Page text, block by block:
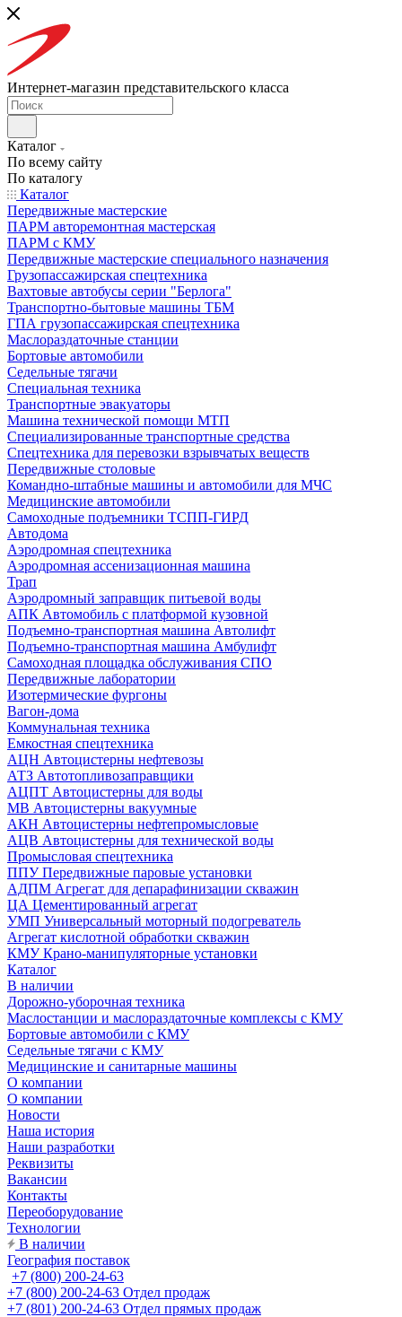
Интернет-магазин представительского класса
Каталог
По всему сайту
По каталогу
Каталог
Передвижные мастерские
ПАРМ авторемонтная мастерская
ПАРМ с КМУ
Передвижные мастерские специального назначения
Грузопассажирская спецтехника
Вахтовые автобусы серии "Берлога"
Транспортно-бытовые машины ТБМ
ГПА грузопассажирская спецтехника
Маслораздаточные станции
Бортовые автомобили
Седельные тягачи
Специальная техника
Транспортные эвакуаторы
Машина технической помощи МТП
Специализированные транспортные средства
Спецтехника для перевозки взрывчатых веществ
Передвижные столовые
Командно-штабные машины и автомобили для МЧС
Медицинские автомобили
Самоходные подъемники ТСПП-ГИРД
Автодома
Аэродромная спецтехника
Аэродромная ассенизационная машина
Трап
Аэродромный заправщик питьевой воды
АПК Автомобиль с платформой кузовной
Подъемно-транспортная машина Автолифт
Подъемно-транспортная машина Амбулифт
Самоходная площадка обслуживания СПО
Передвижные лаборатории
Изотермические фургоны
Вагон-дома
Коммунальная техника
Емкостная спецтехника
АЦН Автоцистерны нефтевозы
АТЗ Автотопливозаправщики
АЦПТ Автоцистерны для воды
МВ Автоцистерны вакуумные
АКН Автоцистерны нефтепромысловые
АЦВ Автоцистерны для технической воды
Промысловая спецтехника
ППУ Передвижные паровые установки
АДПМ Агрегат для депарафинизации скважин
ЦА Цементированный агрегат
УМП Универсальный моторный подогреватель
Агрегат кислотной обработки скважин
КМУ Крано-манипуляторные установки
Каталог
В наличии
Дорожно-уборочная техника
Маслостанции и маслораздаточные комплексы с КМУ
Бортовые автомобили с КМУ
Седельные тягачи с КМУ
Медицинские и санитарные машины
О компании
О компании
Новости
Наша история
Наши разработки
Реквизиты
Вакансии
Контакты
Переоборудование
Технологии
В наличии
География поставок
+7 (800) 200-24-63
+7 (800) 200-24-63 Отдел продаж
+7 (801) 200-24-63 Отдел прямых продаж